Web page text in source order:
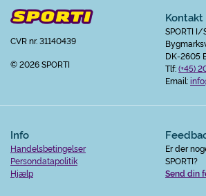
CVR nr. 31140439
© 2026 SPORTI
Kontakt
SPORTI I/
DK-2605
Tlf:(+45)
Email:
Info
Handelsbetingelser
Persondatapolitik
Hjælp
Er der
SPORTI?
Send din